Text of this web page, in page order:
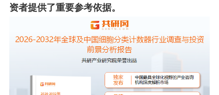
资者提供了重要参考依据。